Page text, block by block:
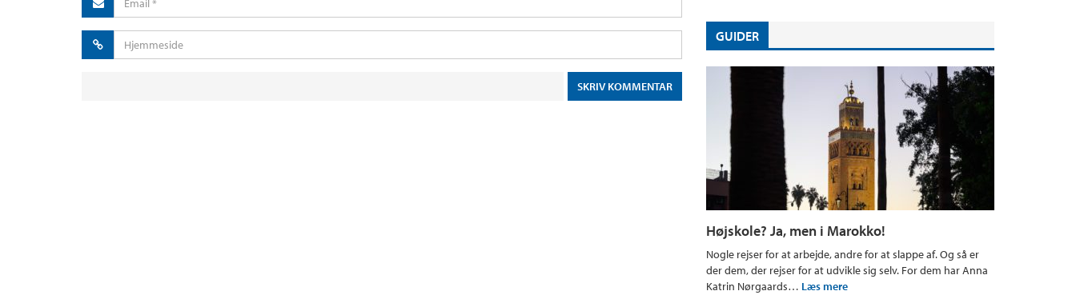
GUIDER
Højskole? Ja, men i Marokko!
Nogle rejser for at arbejde, andre for at slappe af. Og så er
der dem, der rejser for at udvikle sig selv. For dem har Anna
Katrin Nørgaards… Læs mere